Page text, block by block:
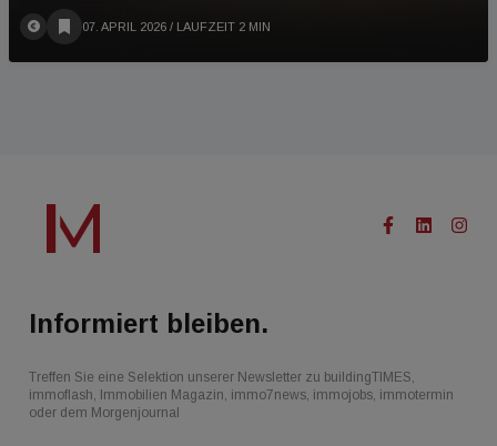
07. APRIL 2026 / LAUFZEIT 2 MIN
Informiert bleiben.
Treffen Sie eine Selektion unserer Newsletter zu buildingTIMES,
immoflash, Immobilien Magazin, immo7news, immojobs, immotermin
oder dem Morgenjournal